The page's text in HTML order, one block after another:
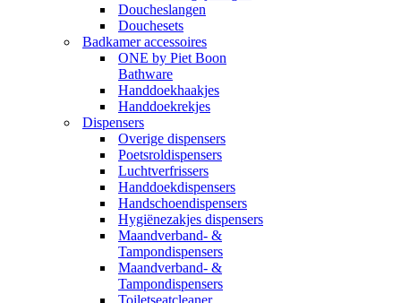
Doucheslangen
Douchesets
Badkamer accessoires
ONE by Piet Boon
Bathware
Handdoekhaakjes
Handdoekrekjes
Dispensers
Overige dispensers
Poetsroldispensers
Luchtverfrissers
Handdoekdispensers
Handschoendispensers
Hygiënezakjes dispensers
Maandverband- &
Tampondispensers
Maandverband- &
Tampondispensers
Toiletseatcleaner